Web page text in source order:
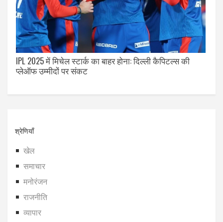
IPL 2025 में मिचेल स्टार्क का बाहर होना: दिल्ली कैपिटल्स की
प्लेऑफ उम्मीदों पर संकट
श्रेणियाँ
खेल
समाचार
मनोरंजन
राजनीति
व्यापार